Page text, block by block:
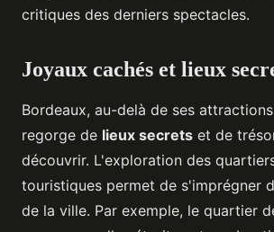
critiques des derniers spectacles.
Joyaux cachés et lieux
Bordeaux, au-delà de ses
regorge de lieux secrets et de
découvrir. L'exploration des
touristiques permet de s'imprégner
de la ville. Par exemple, le quartier